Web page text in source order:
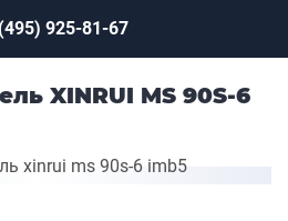
925-81-67
XINRUI MS 90S-6